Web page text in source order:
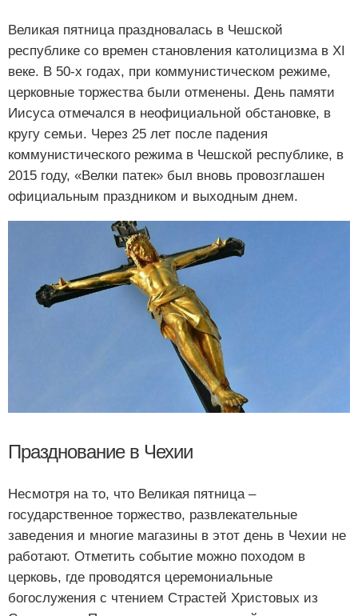
Великая пятница праздновалась в Чешской
республике со времен становления католицизма в XI
веке. В 50-х годах, при коммунистическом режиме,
церковные торжества были отменены. День памяти
Иисуса отмечался в неофициальной обстановке, в
кругу семьи. Через 25 лет после падения
коммунистического режима в Чешской республике, в
2015 году, «Велки патек» был вновь провозглашен
официальным праздником и выходным днем.
Празднование в Чехии
Несмотря на то, что Великая пятница –
государственное торжество, развлекательные
заведения и многие магазины в этот день в Чехии не
работают. Отметить событие можно походом в
церковь, где проводятся церемониальные
богослужения с чтением Страстей Христовых из